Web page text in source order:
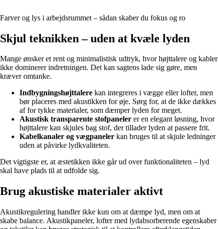
Farver og lys i arbejdsrummet – sådan skaber du fokus og ro
Skjul teknikken – uden at kvæle lyden
Mange ønsker et rent og minimalistisk udtryk, hvor højttalere og kabler
ikke dominerer indretningen. Det kan sagtens lade sig gøre, men
kræver omtanke.
Indbygningshøjttalere kan integreres i vægge eller lofter, men
bør placeres med akustikken for øje. Sørg for, at de ikke dækkes
af for tykke materialer, som dæmper lyden for meget.
Akustisk transparente stofpaneler er en elegant løsning, hvor
højttalere kan skjules bag stof, der tillader lyden at passere frit.
Kabelkanaler og vægpaneler kan bruges til at skjule ledninger
uden at påvirke lydkvaliteten.
Det vigtigste er, at æstetikken ikke går ud over funktionaliteten – lyd
skal have plads til at udfolde sig.
Brug akustiske materialer aktivt
Akustikregulering handler ikke kun om at dæmpe lyd, men om at
skabe balance. Akustikpaneler, lofter med lydabsorberende egenskaber